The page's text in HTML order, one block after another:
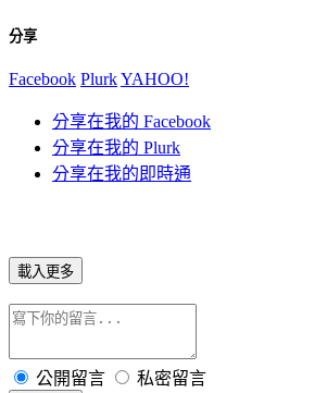
分享
Facebook PlurkYAHOO!
分享在我的 Facebook
分享在我的 Plurk
分享在我的即時通
載入更多
公開留言 私密留言